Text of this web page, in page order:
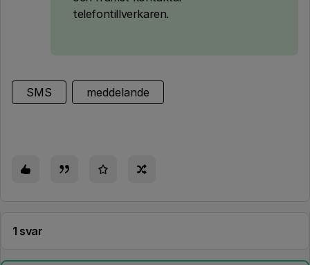
telefontillverkaren.
SMS meddelande
1 svar